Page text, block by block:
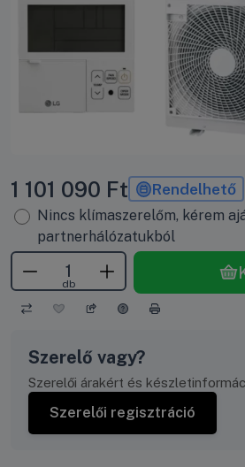
1 101 090 Ft Rendelhető
Nincs klímaszerelőm, kérem
partnerhálózatukból
db
Szerelő vagy?
Szerelői árakért és
Szerelői regisztráció